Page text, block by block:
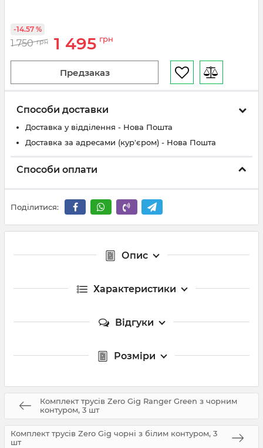
1 750 грн 1 495 грн
-14.57 %
Предзаказ
Способи доставки
Доставка у відділення - Нова Пошта
Доставка за адресами (кур'єром) - Нова Пошта
Способи оплати
Поділитися:
Опис
Характеристики
Відгуки
Розміри
Комплект трусів Zero Gig Ranger Green з чорним
контуром, 3 шт
Комплект трусів Zero Gig чорні з білим контуром, 3
шт